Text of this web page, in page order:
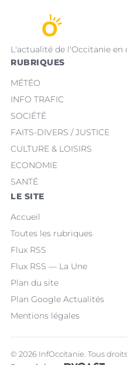
L'actualité de l'Occitanie en
RUBRIQUES
MÉTÉO
INFO TRAFIC
SOCIÉTÉ
FAITS-DIVERS / JUSTICE
CULTURE & LOISIRS
ECONOMIE
SANTÉ
LE SITE
Accueil
Toutes les rubriques
Flux RSS
Flux RSS — La Une
Plan du site
Plan Google Actualités
Mentions légales
© 2026 InfOccitanie. Tous